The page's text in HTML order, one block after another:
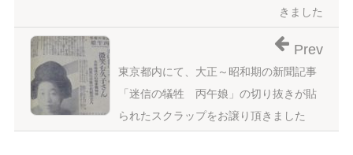
きました
東京都内にて、大正～昭和期の新聞記事
「迷信の犠牲 丙午娘」の切り抜きが貼
られたスクラップをお譲り頂きました
Prev